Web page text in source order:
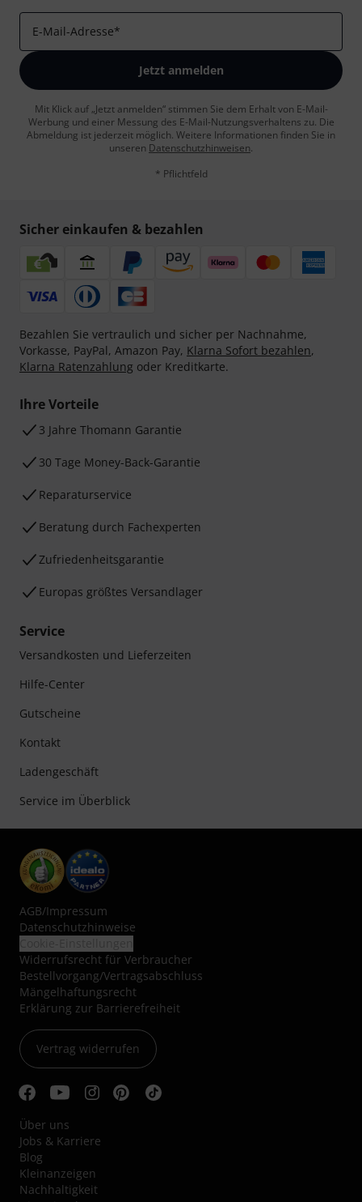
E-Mail-Adresse*
Jetzt anmelden
Mit Klick auf „Jetzt anmelden“ stimmen Sie dem Erhalt von E-Mail-
Werbung und einer Messung des E-Mail-Nutzungsverhaltens zu. Die
Abmeldung ist jederzeit möglich. Weitere Informationen finden Sie in
unseren Datenschutzhinweisen.
* Pflichtfeld
Sicher einkaufen & bezahlen
Bezahlen Sie vertraulich und sicher per Nachnahme,
Vorkasse, PayPal, Amazon Pay, Klarna Sofort bezahlen,
Klarna Ratenzahlung oder Kreditkarte.
Ihre Vorteile
3 Jahre Thomann Garantie
30 Tage Money-Back-Garantie
Reparaturservice
Beratung durch Fachexperten
Zufriedenheitsgarantie
Europas größtes Versandlager
Service
Versandkosten und Lieferzeiten
Hilfe-Center
Gutscheine
Kontakt
Ladengeschäft
Service im Überblick
AGB/Impressum
Datenschutzhinweise
Widerrufsrecht für Verbraucher
Bestellvorgang/Vertragsabschluss
Mängelhaftungsrecht
Erklärung zur Barrierefreiheit
Vertrag widerrufen
Über uns
Jobs & Karriere
Blog
Kleinanzeigen
Nachhaltigkeit